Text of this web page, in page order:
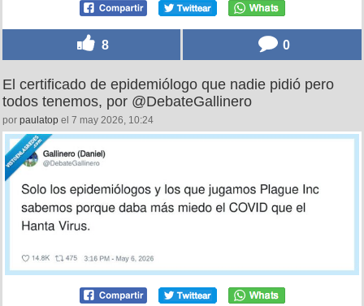
8 0
El certificado de epidemiólogo que nadie pidió pero
todos tenemos, por @DebateGallinero
por paulatop el 7 may 2026, 10:24